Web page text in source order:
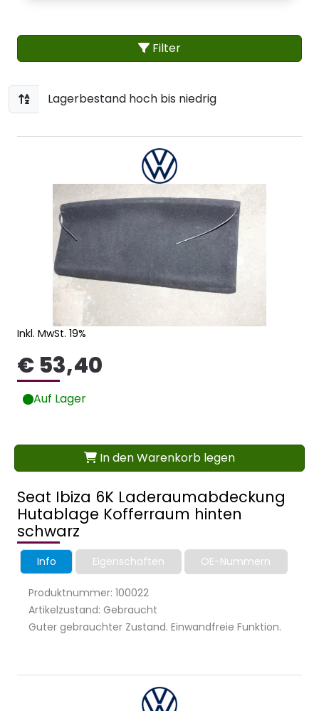
Filter
Seat Ibiza 6K Laderaumabdeckung
Hutablage Kofferraum hinten
schwarz
Info Eigenschaften OE-Nummern
Produktnummer: 100022
Artikelzustand: Gebraucht
Guter gebrauchter Zustand. Einwandfreie Funktion.
Inkl. MwSt. 19%
€ 53,40
Auf Lager
In den Warenkorb legen